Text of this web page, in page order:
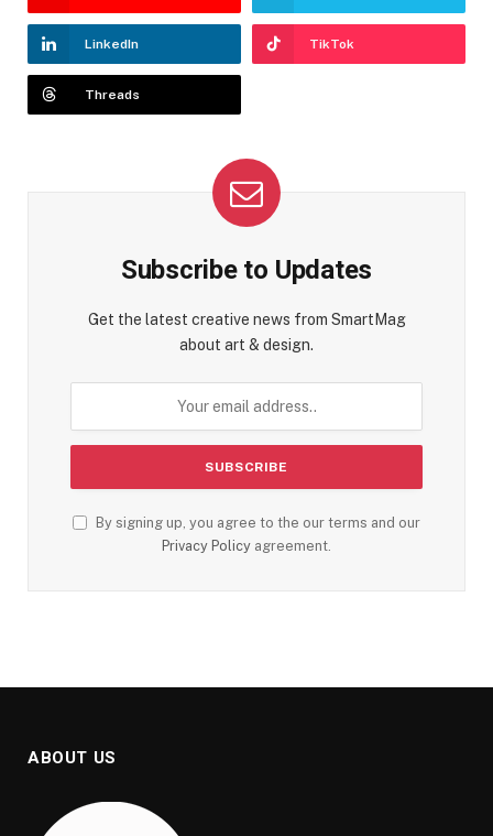
LinkedIn TikTok
Threads
Subscribe to Updates
Get the latest creative news from SmartMag
about art & design.
By signing up, you agree to the our terms and our
Privacy Policy agreement.
ABOUT US